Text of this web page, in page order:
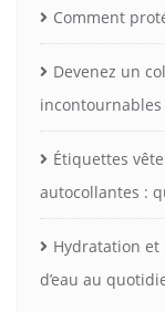
Comment
Devenez un
Étiquettes
autocollantes :
Hydratation
d’eau au